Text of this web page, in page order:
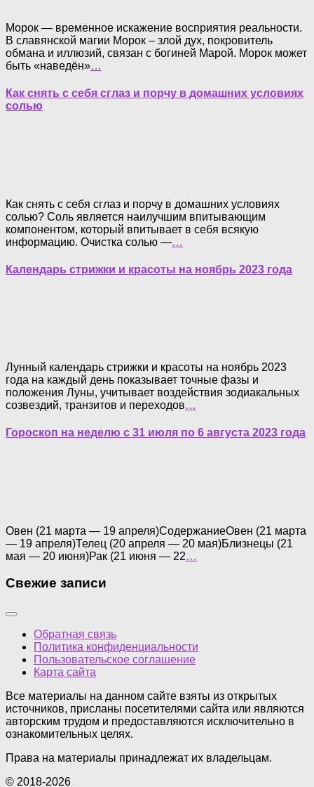
Морок — временное искажение восприятия реальности.
В славянской магии Морок – злой дух, покровитель
обмана и иллюзий, связан с богиней Марой. Морок может
быть «наведён»…
Как снять с себя сглаз и порчу в домашних условиях
солью
Как снять с себя сглаз и порчу в домашних условиях
солью? Соль является наилучшим впитывающим
компонентом, который впитывает в себя всякую
информацию. Очистка солью —…
Календарь стрижки и красоты на ноябрь 2023 года
Лунный календарь стрижки и красоты на ноябрь 2023
года на каждый день показывает точные фазы и
положения Луны, учитывает воздействия зодиакальных
созвездий, транзитов и переходов…
Гороскоп на неделю с 31 июля по 6 августа 2023 года
Овен (21 марта — 19 апреля)СодержаниеОвен (21 марта
— 19 апреля)Телец (20 апреля — 20 мая)Близнецы (21
мая — 20 июня)Рак (21 июня — 22…
Свежие записи
Обратная связь
Политика конфиденциальности
Пользовательское соглашение
Карта сайта
Все материалы на данном сайте взяты из открытых
источников, присланы посетителями сайта или являются
авторским трудом и предоставляются исключительно в
ознакомительных целях.
Права на материалы принадлежат их владельцам.
© 2018-2026